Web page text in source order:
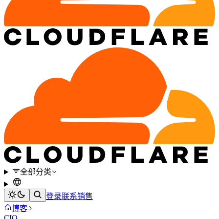
全部分类
登录联系销售
博客